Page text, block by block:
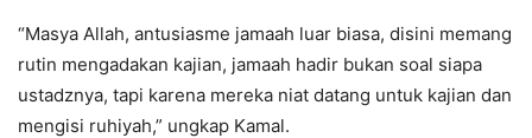
“Masya Allah, antusiasme jamaah luar biasa, disini memang
rutin mengadakan kajian, jamaah hadir bukan soal siapa
ustadznya, tapi karena mereka niat datang untuk kajian dan
mengisi ruhiyah,” ungkap Kamal.